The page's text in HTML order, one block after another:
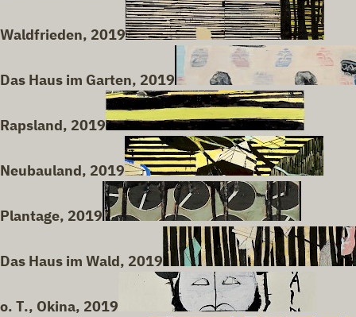
Waldfrieden, 2019
Das Haus im Garten, 2019
Rapsland, 2019
Neubauland, 2019
Plantage, 2019
Das Haus im Wald, 2019
o. T., Okina, 2019